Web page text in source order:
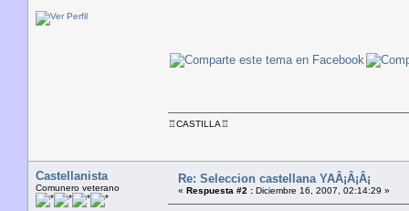
♖CASTILLA♖
Castellanista
Comunero veterano
Re: Seleccion castellana YAÂ¡Â¡Â¡
« Respuesta #2 : Diciembre 16, 2007, 02:14:29 »